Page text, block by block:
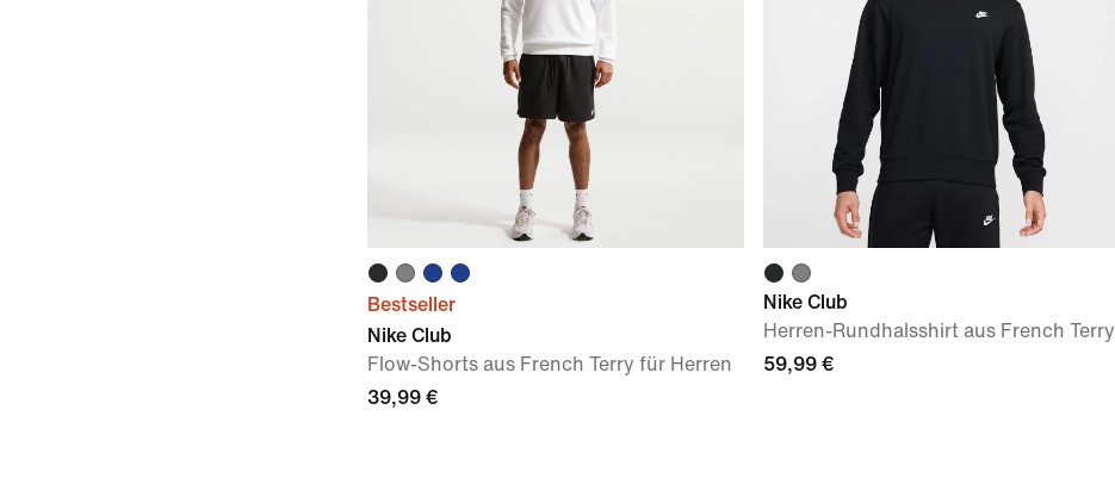
Bestseller
Nike Club
Flow-Shorts aus French Terry für Herren
39,99 €
Nike Club
Herren-Rundhalsshirt aus French Terry
59,99 €